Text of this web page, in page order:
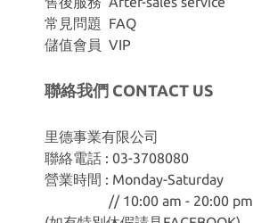
常見問題 FAQ
儲值會員 VIP
聯絡我們 CONTACT US
里德事業有限公司
聯絡電話 : 03-3708080
營業時間 : Monday-Saturday
// 10:00 am - 20:00 pm